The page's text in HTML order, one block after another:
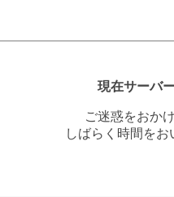
現在サーバ
ご迷惑をおか
しばらく時間を